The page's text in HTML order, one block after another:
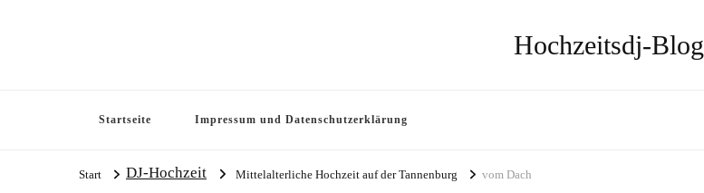
Hochzeitsdj-Blog
Startseite Impressum und Datenschutzerklärung
Start DJ-Hochzeit Mittelalterliche Hochzeit auf der Tannenburg vom Dach